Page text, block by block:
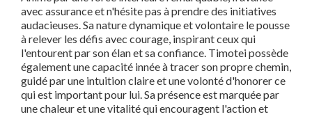
avec assurance et n'hésite pas à prendre des initiatives
audacieuses. Sa nature dynamique et volontaire le pousse
à relever les défis avec courage, inspirant ceux qui
l'entourent par son élan et sa confiance. Timotei possède
également une capacité innée à tracer son propre chemin,
guidé par une intuition claire et une volonté d'honorer ce
qui est important pour lui. Sa présence est marquée par
une chaleur et une vitalité qui encouragent l'action et